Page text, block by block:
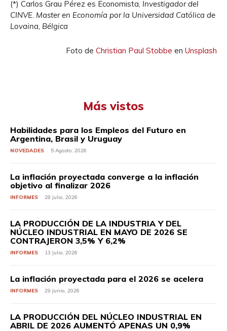
(*) Carlos Grau Pérez es Economista, Investigador del
CINVE. Master en Economía por la Universidad Católica de
Lovaina, Bélgica
Foto de Christian Paul Stobbe en Unsplash
Más vistos
Habilidades para los Empleos del Futuro en
Argentina, Brasil y Uruguay
NOVEDADES 5 Agosto, 2026
La inflación proyectada converge a la inflación
objetivo al finalizar 2026
INFORMES 28 Julio, 2026
LA PRODUCCIÓN DE LA INDUSTRIA Y DEL
NÚCLEO INDUSTRIAL EN MAYO DE 2026 SE
CONTRAJERON 3,5% Y 6,2%
INFORMES 13 Julio, 2026
La inflación proyectada para el 2026 se acelera
INFORMES 29 Junio, 2026
LA PRODUCCIÓN DEL NÚCLEO INDUSTRIAL EN
ABRIL DE 2026 AUMENTÓ APENAS UN 0,9%